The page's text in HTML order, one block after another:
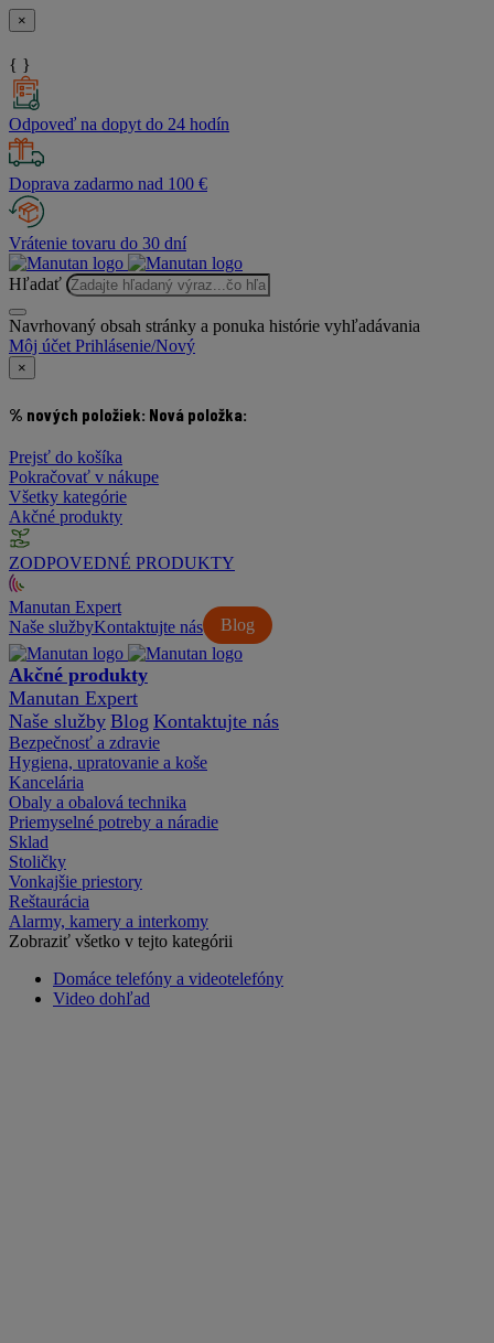
×
{ }
Odpoveď na dopyt do 24 hodín
Doprava zadarmo nad 100 €
Vrátenie tovaru do 30 dní
Hľadať
Navrhovaný obsah stránky a ponuka histórie vyhľadávania
Môj účet Prihlásenie/Nový
×
% nových položiek: Nová položka:
Prejsť do košíka
Pokračovať v nákupe
Všetky kategórie
Akčné produkty
ZODPOVEDNÉ PRODUKTY
Manutan Expert
Naše služby
Blog
Kontaktujte nás
Akčné produkty
Manutan Expert
Naše služby Blog Kontaktujte nás
Bezpečnosť a zdravie
Hygiena, upratovanie a koše
Kancelária
Obaly a obalová technika
Priemyselné potreby a náradie
Sklad
Stoličky
Vonkajšie priestory
Reštaurácia
Alarmy, kamery a interkomy
Zobraziť všetko v tejto kategórii
Domáce telefóny a videotelefóny
Video dohľad